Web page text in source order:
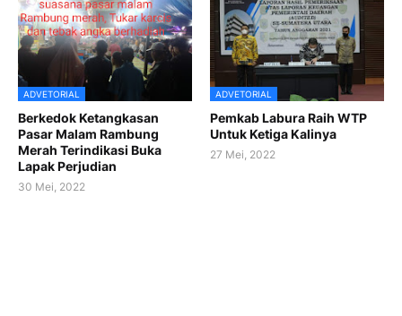
ADVETORIAL
Berkedok Ketangkasan
Pasar Malam Rambung
Merah Terindikasi Buka
Lapak Perjudian
30 Mei, 2022
ADVETORIAL
Pemkab Labura Raih WTP
Untuk Ketiga Kalinya
27 Mei, 2022